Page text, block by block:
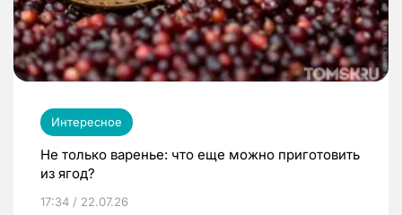
Интересное
Не только варенье: что еще можно приготовить
из ягод?
17:34 / 22.07.26